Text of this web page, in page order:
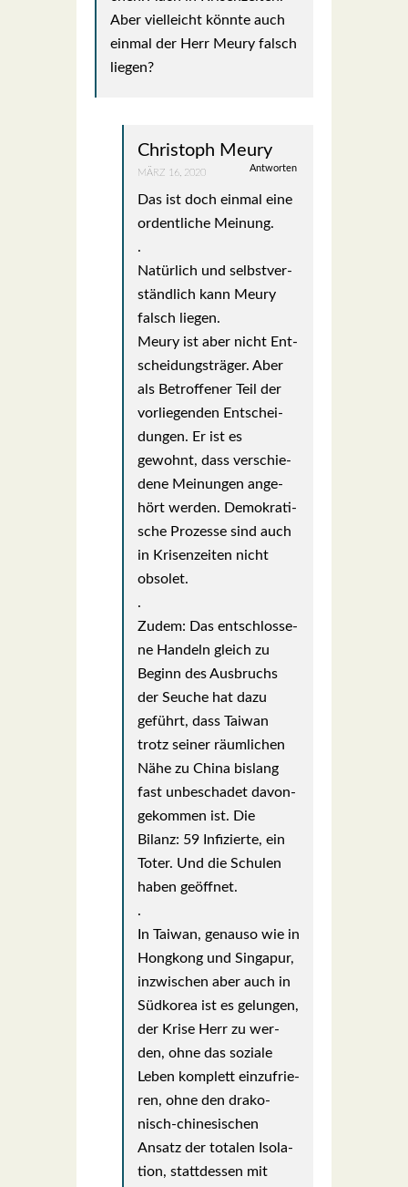
Aber viel­leicht könn­te auch
ein­mal der Herr Meu­ry falsch
lie­gen?
Christoph Meury
Antworten
MÄRZ 16, 2020
Das ist doch ein­mal eine
ordent­li­che Mei­nung.
.
Natür­lich und selbst­ver­
ständ­lich kann Meu­ry
falsch lie­gen.
Meu­ry ist aber nicht Ent­
schei­dungs­trä­ger. Aber
als Betrof­fe­ner Teil der
vor­lie­gen­den Ent­schei­
dun­gen. Er ist es
gewohnt, dass ver­schie­
de­ne Mei­nun­gen ange­
hört wer­den. Demo­kra­ti­
sche Pro­zes­se sind auch
in Kri­sen­zei­ten nicht
obso­let.
.
Zudem: Das ent­schlos­se­
ne Han­deln gleich zu
Beginn des Aus­bruchs
der Seu­che hat dazu
geführt, dass Tai­wan
trotz sei­ner räum­li­chen
Nähe zu Chi­na bis­lang
fast unbe­scha­det davon­
ge­kom­men ist. Die
Bilanz: 59 Infi­zier­te, ein
Toter. Und die Schu­len
haben geöff­net.
.
In Tai­wan, genau­so wie in
Hong­kong und Sin­ga­pur,
inzwi­schen aber auch in
Süd­ko­rea ist es gelun­gen,
der Kri­se Herr zu wer­
den, ohne das sozia­le
Leben kom­plett ein­zu­frie­
ren, ohne den dra­ko­
nisch-chi­ne­si­schen
Ansatz der tota­len Iso­la­
ti­on, statt­des­sen mit